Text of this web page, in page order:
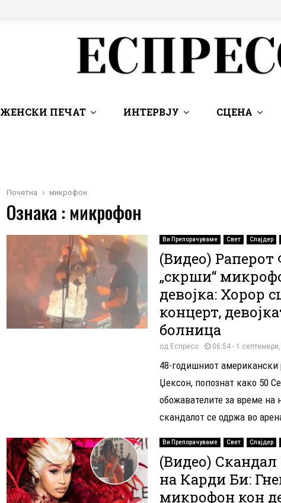
ЖЕНСКИ ПЕЧАТ ИНТЕРВЈУ СЦЕНА
Почетна микрофон
Ознака : микрофон
Ви Препорачуваме Свет Слајдер
(Видео)
„скрши“
девојка: Хорор
концерт,
болница
од Еспресо 06:54 - 1
48-годишниот американски
Џексон, попознат како 50
обожавателите за време на
скандалот се одржа во
Ви Препорачуваме Свет Слајдер
(Видео)
на Карди Би:
микрофон кон